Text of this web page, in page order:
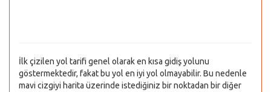
İlk çizilen yol tarifi genel olarak en kısa gidiş yolunu
göstermektedir, fakat bu yol en iyi yol olmayabilir. Bu nedenle
mavi cizgiyi harita üzerinde istediğiniz bir noktadan bir diğer